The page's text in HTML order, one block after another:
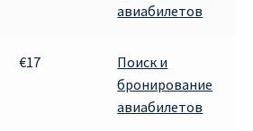
ПЕРЕНОС РЕЙСОВ RYANAIR
авиабилетов
€17
Поиск и
бронирование
авиабилетов